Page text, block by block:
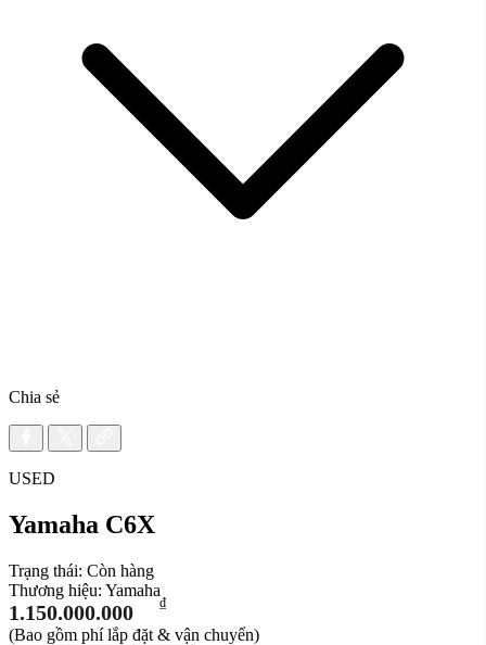
Chia sẻ
USED
Yamaha C6X
Trạng thái: Còn hàng
Thương hiệu: Yamaha
1.150.000.000 ₫
(Bao gồm phí lắp đặt & vận chuyển)